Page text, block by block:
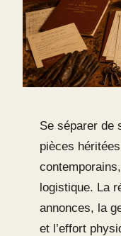
Se séparer de
pièces
logistique. La
annonces, la
et l’effort